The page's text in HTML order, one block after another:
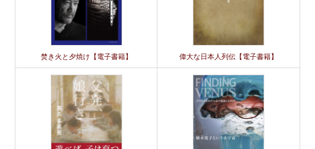
焚き火と夕焼け【電子書籍】 偉大な日本人列伝【電子書籍】